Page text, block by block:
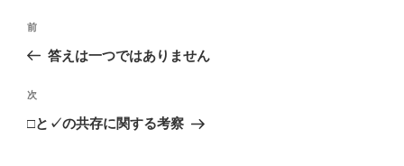
投
ビ
ゲ
前
の
稿
前
答えは一つではありません
次
の
次
□と✓の共存に関する考察